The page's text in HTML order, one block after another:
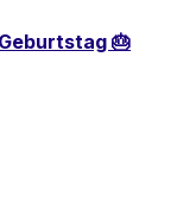
Geburtstag 🎂